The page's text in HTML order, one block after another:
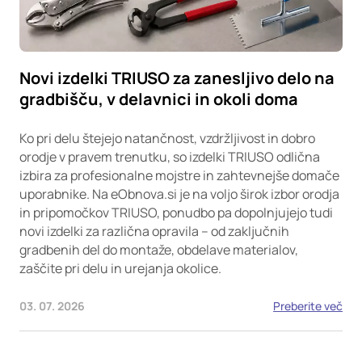
Novi izdelki TRIUSO za zanesljivo delo na
gradbišču, v delavnici in okoli doma
Ko pri delu štejejo natančnost, vzdržljivost in dobro
orodje v pravem trenutku, so izdelki TRIUSO odlična
izbira za profesionalne mojstre in zahtevnejše domače
uporabnike. Na eObnova.si je na voljo širok izbor orodja
in pripomočkov TRIUSO, ponudbo pa dopolnjujejo tudi
novi izdelki za različna opravila – od zaključnih
gradbenih del do montaže, obdelave materialov,
zaščite pri delu in urejanja okolice.
03. 07. 2026 Preberite več